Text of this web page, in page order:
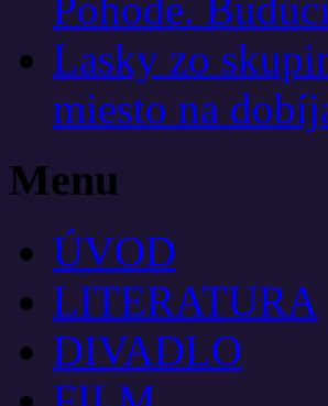
Pohode.
Lasky zo
miesto na
Menu
ÚVOD
LITERATURA
DIVADLO